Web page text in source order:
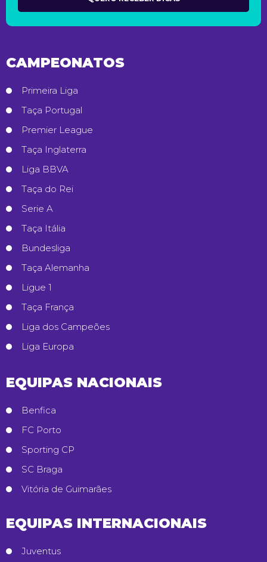
CAMPEONATOS
Primeira Liga
Taça Portugal
Premier League
Taça Inglaterra
Liga BBVA
Taça do Rei
Serie A
Taça Itália
Bundesliga
Taça Alemanha
Ligue 1
Taça França
Liga dos Campeões
Liga Europa
EQUIPAS NACIONAIS
Benfica
FC Porto
Sporting CP
SC Braga
Vitória de Guimarães
EQUIPAS INTERNACIONAIS
Juventus